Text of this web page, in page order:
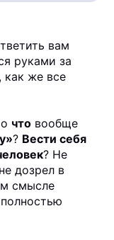
вам
руками за
как же все
что вообще
? Вести себя
? Не
дозрел в
смысле